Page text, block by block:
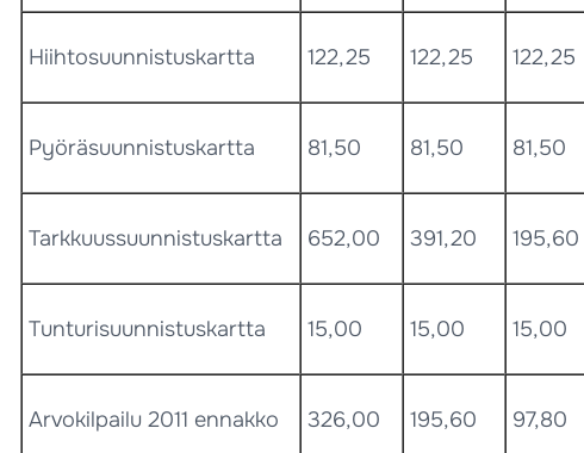
Hiihtosuunnistuskartta 122,25 122,25 122,25
Pyöräsuunnistuskartta 81,50 81,50 81,50
Tarkkuussuunnistuskartta 652,00 391,20 195,60
Tunturisuunnistuskartta 15,00 15,00 15,00
Arvokilpailu 2011 ennakko 326,00 195,60 97,80